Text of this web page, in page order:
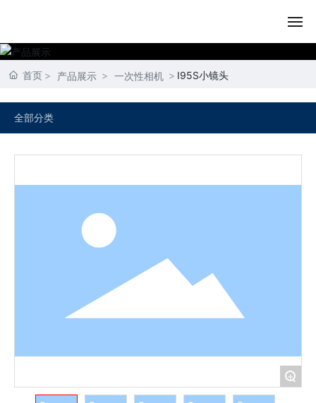
首页
产品展示
首页 产品展示 一次性相机 I95S小镜头
全部分类
+